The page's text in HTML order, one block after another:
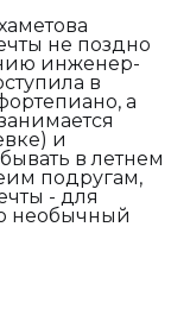
не поздно
инженер-
в
а
и
в летнем
подругам,
- для
необычный